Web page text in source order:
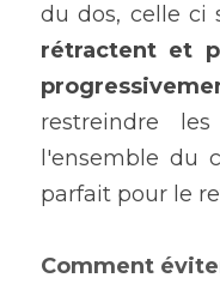
du dos, celle ci
rétractent et
restreindre
l'ensemble du
parfait pour le
Comment